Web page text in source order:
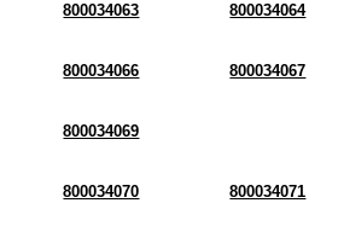
800034063 800034064
800034066 800034067
800034069
800034070 800034071